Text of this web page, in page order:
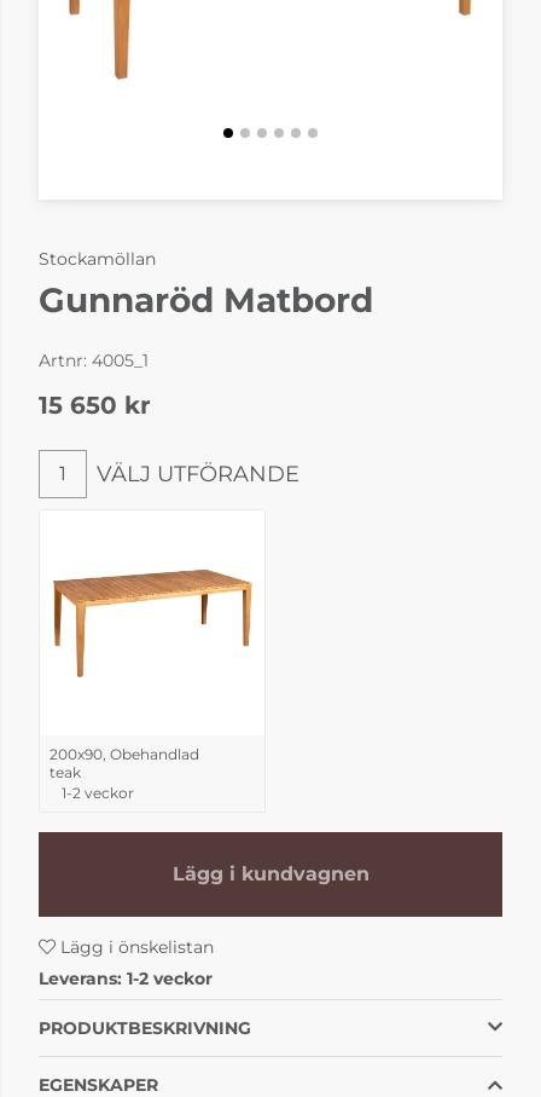
Stockamöllan
Gunnaröd Matbord
Artnr: 4005_1
15 650 kr
Välj utförande
1 VÄLJ UTFÖRANDE
200x90, Obehandlad
teak
1-2 veckor
Lägg i kundvagnen
Lägg i önskelistan
Leverans: 1-2 veckor
PRODUKTBESKRIVNING
EGENSKAPER